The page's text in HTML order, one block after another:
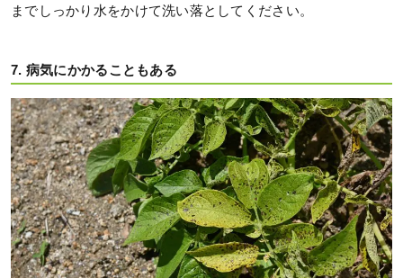
までしっかり水をかけて洗い落としてください。
7. 病気にかかることもある